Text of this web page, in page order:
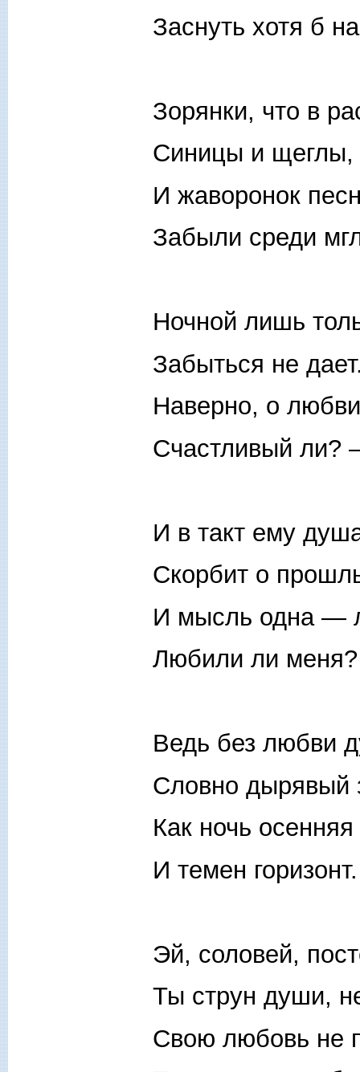
Заснуть хотя б
Зорянки, что в
Синицы и щеглы,
И жаворонок
Забыли среди
Ночной лишь
Забыться не
Наверно, о
Счастливый ли?
И в такт ему
Скорбит о
И мысль одна —
Любили ли меня?
Ведь без любви
Словно дырявый
Как ночь осенняя
И темен горизонт.
Эй, соловей,
Ты струн души,
Свою любовь не